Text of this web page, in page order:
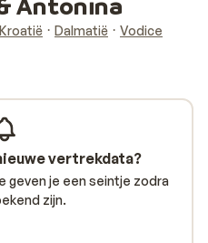
Kroatië Dalmatië
Vodice
vertrekdata?
geven je een seintje zodra
zijn.